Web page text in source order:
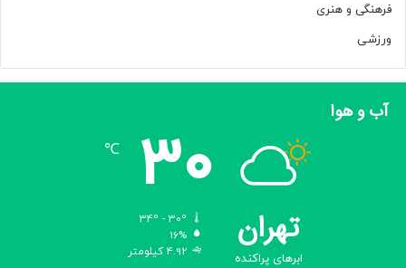
فرهنگی و هنری
ورزشی
آب و هوا
تهران
ابرهای پراکنده
30
℃
16%
4.92 کیلومتر